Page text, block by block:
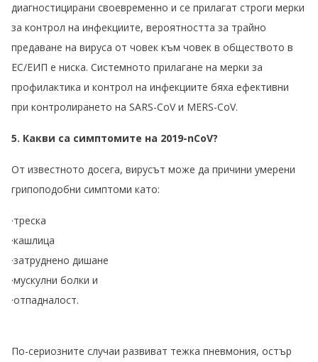
диагностицирани своевременно и се прилагат строги мерки
за контрол на инфекциите, вероятността за трайно
предаване на вируса от човек към човек в обществото в
ЕС/ЕИП е ниска. Системното прилагане на мерки за
профилактика и контрол на инфекциите бяха ефективни
при контролирането на SARS-CoV и MERS-CoV.
5. Какви са симптомите на 2019-nCoV?
От известното досега, вирусът може да причини умерени
грипоподобни симптоми като:
·треска
·кашлица
·затруднено дишане
·мускулни болки и
·отпадналост.
По-сериозните случаи развиват тежка пневмония, остър